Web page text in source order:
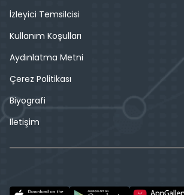
İzleyici Temsilcisi
Kullanım Koşulları
Aydınlatma Metni
Çerez Politikası
Biyografi
İletişim